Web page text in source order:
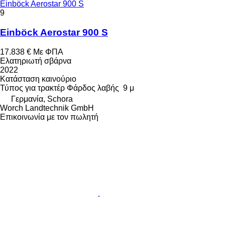
Einböck Aerostar 900 S
9
Einböck Aerostar 900 S
17.838 € Με ΦΠΑ
Ελατηριωτή σβάρνα
2022
Κατάσταση καινούριο
Τύπος για τρακτέρ Φάρδος λαβής 9 μ
Γερμανία, Schora
Worch Landtechnik GmbH
Επικοινωνία με τον πωλητή